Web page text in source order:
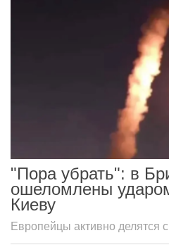
"Пора убрать": в
ошеломлены
Киеву
Европейцы активно делятся